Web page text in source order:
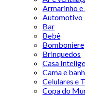
Armarinho
Automotivo
Bar
Bebê
Bomboniere
Brinquedos
Casa
Cama e
Celulares e
Copa do